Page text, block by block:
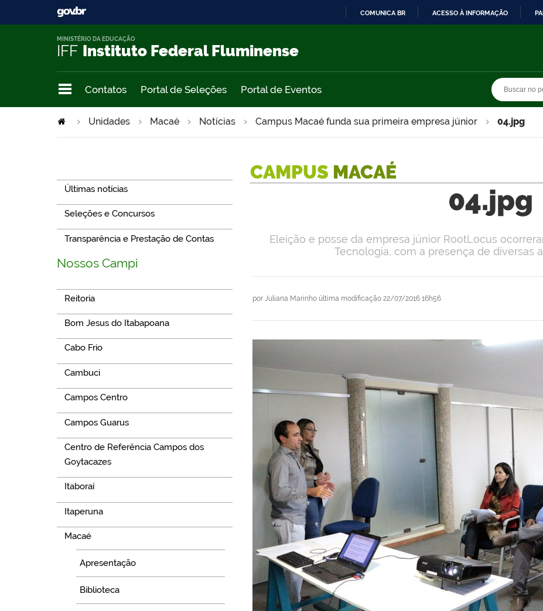
COMUNICA BR ACESSO À INFORMAÇÃO
IFF Instituto Federal Fluminense
MINISTÉRIO DA EDUCAÇÃO
Contatos Portal de Seleções Portal de Eventos
Unidades Macaé Notícias Campus Macaé funda sua primeira empresa júnior 04.jpg
Últimas notícias
Seleções e Concursos
Transparência e Prestação de Contas
Nossos Campi
Reitoria
Bom Jesus do Itabapoana
Cabo Frio
Cambuci
Campos Centro
Campos Guarus
Centro de Referência Campos dos
Goytacazes
Itaboraí
Itaperuna
Macaé
Apresentação
Biblioteca
CAMPUS MACAÉ
04.jpg
por Juliana Marinho última modificação 22/07/2016 16h56
Eleição e posse da empresa júnior RootLocus
Tecnologia, com a presença de diversas